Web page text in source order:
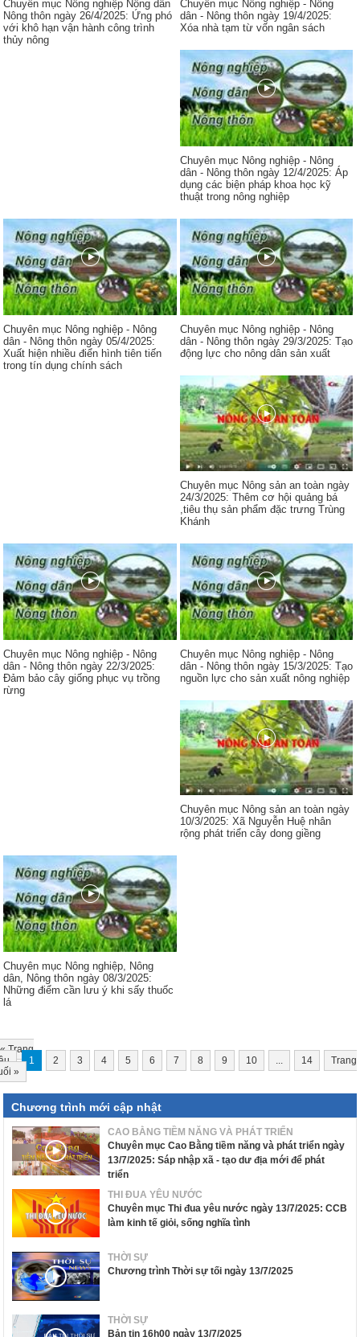
Chuyên mục Nông nghiệp Nông dân
Nông thôn ngày 26/4/2025: Ứng phó
với khô hạn vận hành công trình
thủy nông
Chuyên mục Nông nghiệp - Nông
dân - Nông thôn ngày 19/4/2025:
Xóa nhà tạm từ vốn ngân sách
Chuyên mục Nông nghiệp - Nông
dân - Nông thôn ngày 12/4/2025: Áp
dụng các biện pháp khoa học kỹ
thuật trong nông nghiệp
Chuyên mục Nông nghiệp - Nông
dân - Nông thôn ngày 05/4/2025:
Xuất hiện nhiều điển hình tiên tiến
trong tín dụng chính sách
Chuyên mục Nông nghiệp - Nông
dân - Nông thôn ngày 29/3/2025: Tạo
động lực cho nông dân sản xuất
Chuyên mục Nông sản an toàn ngày
24/3/2025: Thêm cơ hội quảng bá
,tiêu thụ sản phẩm đặc trưng Trùng
Khánh
Chuyên mục Nông nghiệp - Nông
dân - Nông thôn ngày 22/3/2025:
Đảm bảo cây giống phục vụ trồng
rừng
Chuyên mục Nông nghiệp - Nông
dân - Nông thôn ngày 15/3/2025: Tạo
nguồn lực cho sản xuất nông nghiệp
Chuyên mục Nông sản an toàn ngày
10/3/2025: Xã Nguyễn Huệ nhân
rộng phát triển cây dong giềng
Chuyên mục Nông nghiệp, Nông
dân, Nông thôn ngày 08/3/2025:
Những điểm cần lưu ý khi sấy thuốc
lá
«Trang
1 2 3 4 5 6 7 8 9 10 ... 14
Trang
»
Chương trình mới cập nhật
CAO BẰNG TIỀM NĂNG VÀ PHÁT TRIỂN
Chuyên mục Cao Bằng tiềm năng và phát triển ngày
13/7/2025: Sáp nhập xã - tạo dư địa mới để phát
triển
THI ĐUA YÊU NƯỚC
Chuyên mục Thi đua yêu nước ngày 13/7/2025: CCB
làm kinh tế giỏi, sống nghĩa tình
THỜI SỰ
Chương trình Thời sự tối ngày 13/7/2025
THỜI SỰ
Bản tin 16h00 ngày 13/7/2025